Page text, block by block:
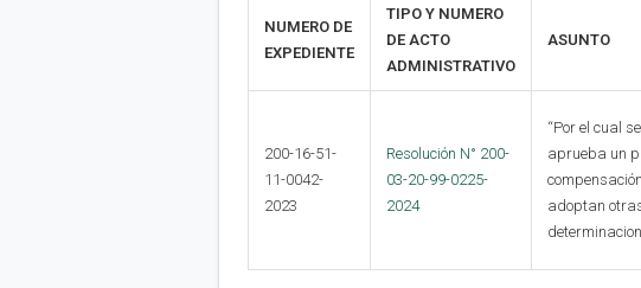
NUMERO DE
EXPEDIENTE
TIPO Y NUMERO
DE ACTO
ADMINISTRATIVO
ASUNTO
200-16-51-
11-0042-
2023
Resolución N° 200-
03-20-99-0225-
2024
“Por el cual se
aprueba un
adoptan